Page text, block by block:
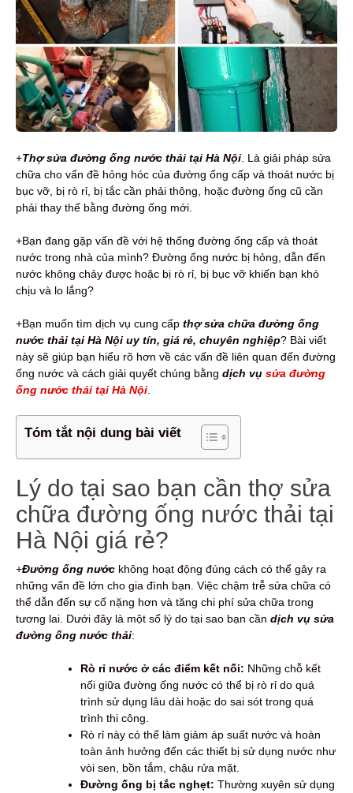
+Thợ sửa đường ống nước thải tại Hà Nội . Là giải pháp sửa
chữa cho vấn đề hỏng hóc của đường ống cấp và thoát nước bị
bục vỡ, bị rò rỉ, bị tắc cần phải thông, hoặc đường ống cũ cần
phải thay thế bằng đường ống mới.
+Bạn đang gặp vấn đề với hệ thống đường ống cấp và thoát
nước trong nhà của mình? Đường ống nước bị hỏng, dẫn đến
nước không chảy được hoặc bị rò rỉ, bị bục vỡ khiến bạn khó
chịu và lo lắng?
+Bạn muốn tìm dịch vụ cung cấp thợ sửa chữa đường ống
nước thải tại Hà Nội uy tín, giá rẻ, chuyên nghiệp? Bài viết
này sẽ giúp bạn hiểu rõ hơn về các vấn đề liên quan đến đường
ống nước và cách giải quyết chúng bằng dịch vụ sửa đường
ống nước thải tại Hà Nội
Tóm tắt nội dung bài viết
Lý do tại sao bạn cần thợ sửa
chữa đường ống nước thải tại
Hà Nội giá rẻ?
+Đường ống nước không hoạt động đúng cách có thể gây ra
những vấn đề lớn cho gia đình bạn. Việc chậm trễ sửa chữa có
thể dẫn đến sự cố nặng hơn và tăng chi phí sửa chữa trong
tương lai. Dưới đây là một số lý do tại sao bạn cần dịch vụ sửa
đường ống nước thải:
Rò rỉ nước ở các điểm kết nối: Những chỗ kết
nối giữa đường ống nước có thể bị rò rỉ do quá
trình sử dụng lâu dài hoặc do sai sót trong quá
trình thi công.
Rò rỉ này có thể làm giảm áp suất nước và hoàn
toàn ảnh hưởng đến các thiết bị sử dụng nước như
vòi sen, bồn tắm, chậu rửa mặt.
Đường ống bị tắc nghẹt: Thường xuyên sử dụng